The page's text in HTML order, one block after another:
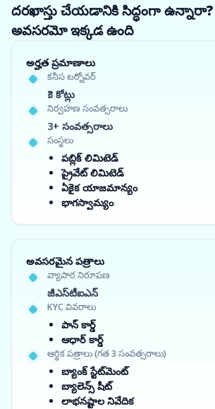
దరఖాస్తు చేయడానికి సిద్ధంగా
అవసరమో ఇక్కడ ఉంది
అర్హత ప్రమాణాలు
కనీస టర్నోవర్
₹3 కోట్లు
నిర్వహణ సంవత్సరాలు
3+ సంవత్సరాలు
సంస్థలు
పబ్లిక్ లిమిటెడ్
ప్రైవేట్ లిమిటెడ్
ఏకైక యాజమాన్యం
భాగస్వామ్యం
అవసరమైన పత్రాలు
వ్యాపార నిరూపణ
జీఎస్‌టీఐఎన్
KYC వివరాలు
పాన్ కార్డ్
ఆధార్ కార్డ్
ఆర్థిక పత్రాలు (గత 3 సంవత్సరాలు)
బ్యాంక్ స్టేట్‌మెంట్
బ్యాలెన్స్ షీట్
లాభనష్టాల నివేదిక